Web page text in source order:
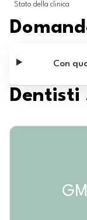
Stato della clinica
Con
Dentisti
GM